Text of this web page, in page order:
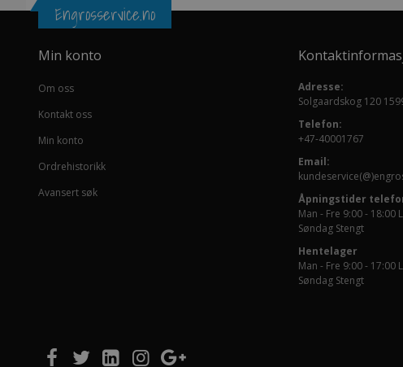
Engrosservice.no
Min konto
Om oss
Kontakt oss
Min konto
Ordrehistorikk
Avansert søk
Adresse:
Solgaardskog 120
Telefon:
+47-40001767
Email:
Åpningstider
Man - Fre 9:00 - 18:00
Søndag Stengt
Hentelager
Man - Fre 9:00 - 17:00
Søndag Stengt